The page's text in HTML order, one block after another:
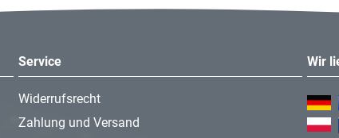
Service
Widerrufsrecht
Zahlung und Versand
Wir